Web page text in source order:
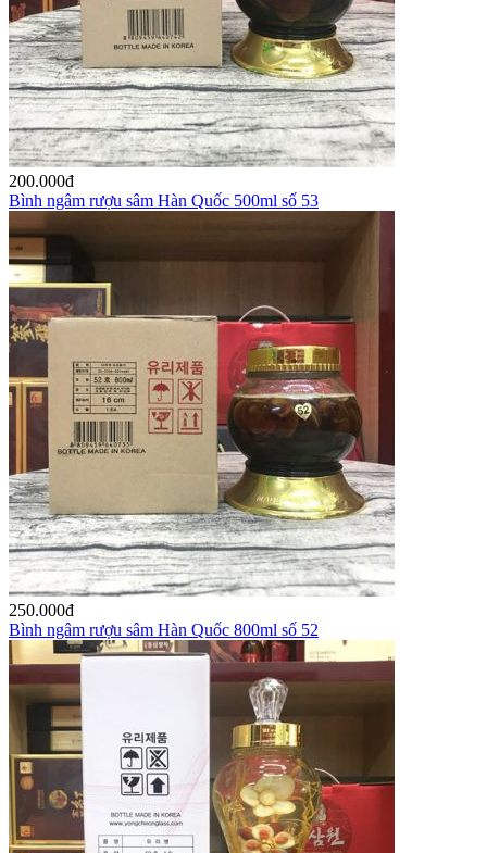
200.000đ
Bình ngâm rượu sâm Hàn Quốc 500ml số 53
250.000đ
Bình ngâm rượu sâm Hàn Quốc 800ml số 52